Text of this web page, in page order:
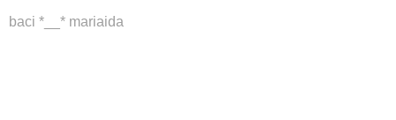
baci *__* mariaida